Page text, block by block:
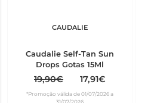
CAUDALIE
Caudalie Self-Tan Sun
Drops Gotas 15Ml
19,90€ 17,91€
*Promoção válida de 01/07/2026 a
31/07/2026